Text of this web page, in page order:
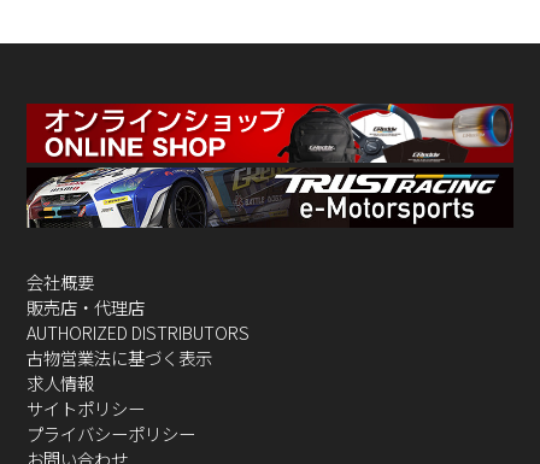
会社概要
販売店・代理店
AUTHORIZED DISTRIBUTORS
古物営業法に基づく表示
求人情報
サイトポリシー
プライバシーポリシー
お問い合わせ